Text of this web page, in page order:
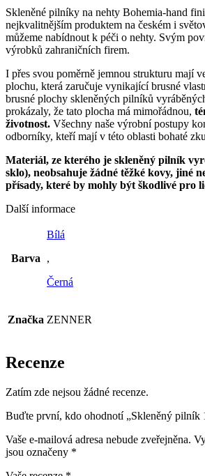
Skleněné pilníky na nehty Bohemia-hand
nejkvalitnějším produktem na českém i
můžeme nabídnout k péči o nehty. Svým
výrobků zahraničních firem.
I přes svou poměrně jemnou strukturu mají
plochu, která zaručuje vynikající brusné
brusné plochy skleněných pilníků
prokázaly, že tato plocha má mimořádnou,
životnost. Všechny naše výrobní postupy
odborníky, kteří mají v této oblasti bohaté
Materiál, ze kterého je skleněný pilník
sklo), neobsahuje žádné těžké kovy, jiné
přísady, které by mohly být škodlivé pro
Další informace
Barva
Bílá
,
Černá
Značka ZENNER
Recenze
Zatím zde nejsou žádné recenze.
Buďte první, kdo ohodnotí „Skleněný pilník
Vaše e-mailová adresa nebude zveřejněna.
jsou označeny *